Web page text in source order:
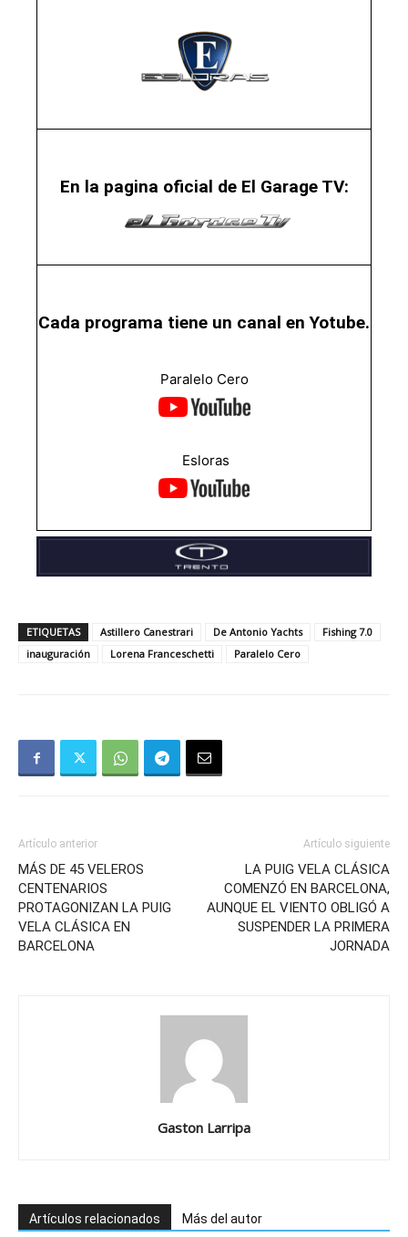
En la pagina oficial de El Garage TV:
Cada programa tiene un canal en Yotube.
Paralelo Cero
Esloras
ETIQUETAS Astillero Canestrari De Antonio Yachts
Fishing 7.0
inauguración
Lorena Franceschetti Paralelo Cero
Artículo anterior
MÁS DE 45 VELEROS
CENTENARIOS
PROTAGONIZAN LA PUIG
VELA CLÁSICA EN
BARCELONA
Artículo siguiente
LA PUIG VELA CLÁSICA
COMENZÓ EN BARCELONA,
AUNQUE EL VIENTO OBLIGÓ A
SUSPENDER LA PRIMERA
JORNADA
Gaston Larripa
Artículos relacionados Más del autor